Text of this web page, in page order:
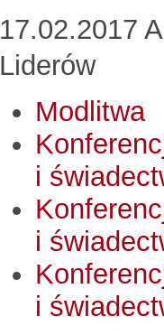
17.02.2017
Liderów
Modlitwa
i
i
i